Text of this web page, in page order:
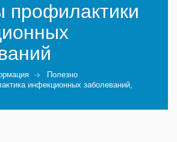
профилактики
Полезно
инфекционных заболеваний,